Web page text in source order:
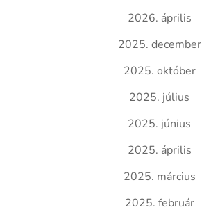
2026. április
2025. december
2025. október
2025. július
2025. június
2025. április
2025. március
2025. február